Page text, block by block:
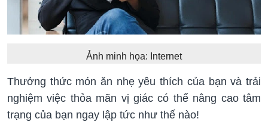
Ảnh minh họa: Internet
Thưởng thức món ăn nhẹ yêu thích của bạn và trải
nghiệm việc thỏa mãn vị giác có thể nâng cao tâm
trạng của bạn ngay lập tức như thế nào!